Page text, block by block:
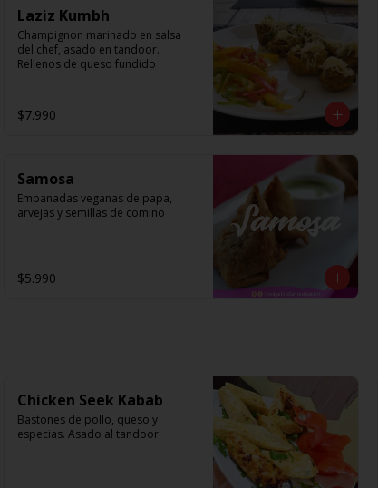
Laziz Kumbh
Champignon marinado en salsa
del chef, asado en tandoor.
Rellenos de queso fundido
$7.990
Samosa
Empanadas veganas de papa,
arvejas y semillas de comino
$5.990
Chicken Seek Kabab
Bastones de pollo, queso y
especias. Asado al tandoor